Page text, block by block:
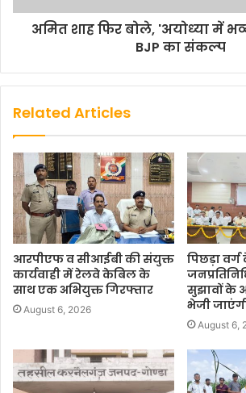
अमित शाह फिर बोले, 'अयोध्‍या में
BJP का संकल्‍प
Related Articles
आरपीएफ व सीआईबी की संयुक्त
कार्यवाही में रेलवे केबिल के
साथ एक अभियुक्त गिरफ्तार
August 6, 2026
पिछड़ा
सुझावों के
भेजी
August 6,